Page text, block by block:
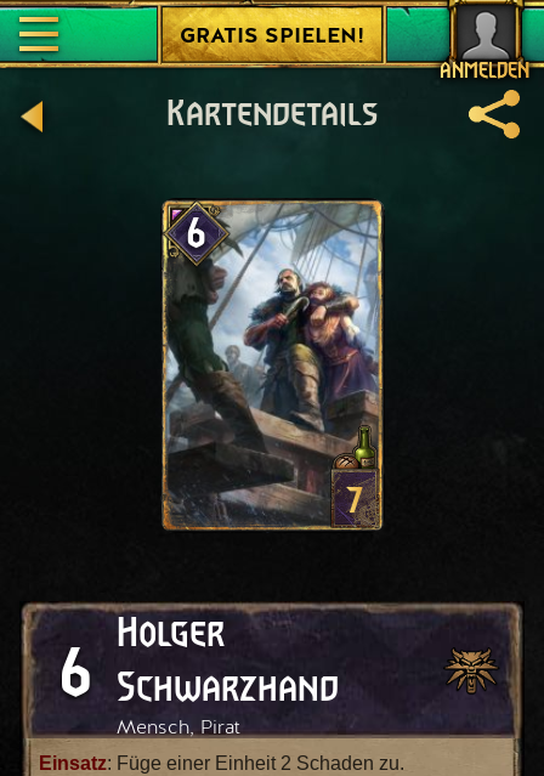
ANMELDEN
GRATIS SPIELEN!
Kartendetails
6
7
6
Holger
Schwarzhand
Mensch, Pirat
Einsatz: Füge einer Einheit 2 Schaden zu.